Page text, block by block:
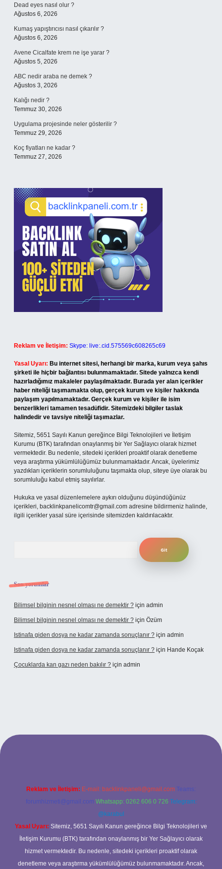
Dead eyes nasıl olur ?
Ağustos 6, 2026
Kumaş yapıştırıcısı nasıl çıkarılır ?
Ağustos 6, 2026
Avene Cicalfate krem ne işe yarar ?
Ağustos 5, 2026
ABC nedir araba ne demek ?
Ağustos 3, 2026
Kalığı nedir ?
Temmuz 30, 2026
Uygulama projesinde neler gösterilir ?
Temmuz 29, 2026
Koç fiyatları ne kadar ?
Temmuz 27, 2026
Reklam ve İletişim: Skype: live:.cid.575569c608265c69
Yasal Uyarı: Bu internet sitesi, herhangi bir marka, kurum veya şahıs
şirketi ile hiçbir bağlantısı bulunmamaktadır. Sitede yalnızca kendi
hazırladığımız makaleler paylaşılmaktadır. Burada yer alan içerikler
haber niteliği taşımamakta olup, gerçek kurum ve kişiler hakkında
paylaşım yapılmamaktadır. Gerçek kurum ve kişiler ile isim
benzerlikleri tamamen tesadüfidir. Sitemizdeki bilgiler taslak
halindedir ve tavsiye niteliği taşımazlar.
Sitemiz, 5651 Sayılı Kanun gereğince Bilgi Teknolojileri ve İletişim
Kurumu (BTK) tarafından onaylanmış bir Yer Sağlayıcı olarak hizmet
vermektedir. Bu nedenle, sitedeki içerikleri proaktif olarak denetleme
veya araştırma yükümlülüğümüz bulunmamaktadır. Ancak, üyelerimiz
yazdıkları içeriklerin sorumluluğunu taşımakta olup, siteye üye olarak bu
sorumluluğu kabul etmiş sayılırlar.
Hukuka ve yasal düzenlemelere aykırı olduğunu düşündüğünüz
içerikleri, backlinkpanelicomtr@gmail.com adresine bildirmeniz halinde,
ilgili içerikler yasal süre içerisinde sitemizden kaldırılacaktır.
Son yorumlar
Bilimsel bilginin nesnel olması ne demektir ? için admin
Bilimsel bilginin nesnel olması ne demektir ? için Özüm
Istinafa giden dosya ne kadar zamanda sonuçlanır ? için admin
Istinafa giden dosya ne kadar zamanda sonuçlanır ? için Hande Koçak
Çocuklarda kan gazı neden bakılır ? için admin
Reklam ve İletişim: E-mail: backlinkpaneli@gmail.com Teams:
forumhizmeti@gmail.com Whatsapp: 0262 606 0 726 Telegram:
@karabul
Yasal Uyarı: Sitemiz, 5651 Sayılı Kanun gereğince Bilgi Teknolojileri ve
İletişim Kurumu (BTK) tarafından onaylanmış bir Yer Sağlayıcı olarak
hizmet vermektedir. Bu nedenle, sitedeki içerikleri proaktif olarak
denetleme veya araştırma yükümlülüğümüz bulunmamaktadır. Ancak,